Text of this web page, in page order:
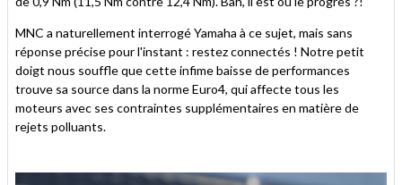
MNC a naturellement interrogé Yamaha à ce sujet, mais sans
réponse précise pour l'instant : restez connectés ! Notre petit
doigt nous souffle que cette infime baisse de performances
trouve sa source dans la norme Euro4, qui affecte tous les
moteurs avec ses contraintes supplémentaires en matière de
rejets polluants.